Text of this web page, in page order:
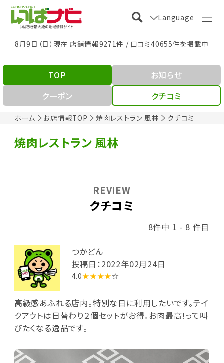
Language
8月9日（日）現在 店舗情報9271件 / 口コミ40655件を掲載中
ホーム お店情報TOP 焼肉レストラン 風林 クチコミ
TOP
お知らせ
クーポン
クチコミ
焼肉レストラン 風林
クチコミ
REVIEW
8件中 1 - 8 件目
つかどん
投稿日：2022年02月24日
4.0★★★★☆
高級感あふれる店内。特別な日に利用したいです。テイ
クアウトは日替わり２個セットがお得。お肉最高!って叫
びたくなる逸品です。